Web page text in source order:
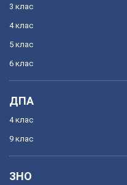
3 клас
4 клас
5 клас
6 клас
ДПА
4 клас
9 клас
ЗНО